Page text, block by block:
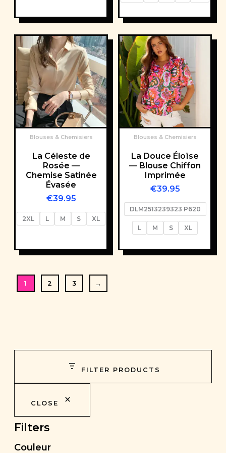
FILTER PRODUCTS
CLOSE
Filters
Couleur
Blouses & Chemisiers
La Céleste de
Rosée —
Chemise Satinée
Évasée
€39.95
2XL L M S XL
Blouses & Chemisiers
La Douce Éloïse
— Blouse Chiffon
Imprimée
€39.95
DLM2513239323 P620
L M S XL
1 2 3 →